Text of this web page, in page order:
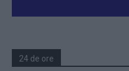
24 de ore